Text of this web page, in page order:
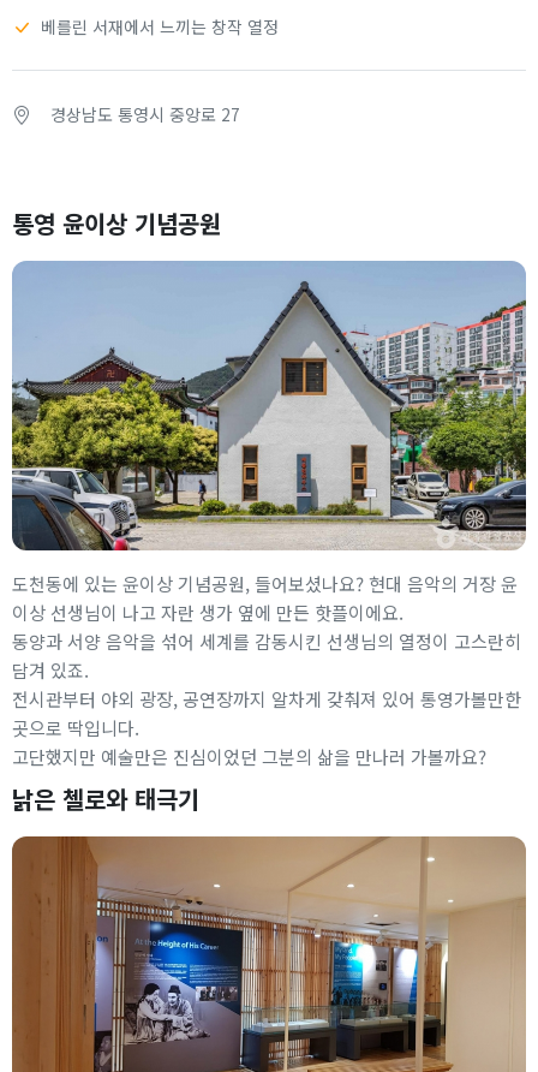
통영 윤이상 기념공원
도천동에 있는 윤이상 기념공원, 들어보셨나요? 현대 음악의 거장 윤
이상 선생님이 나고 자란 생가 옆에 만든 핫플이에요.
동양과 서양 음악을 섞어 세계를 감동시킨 선생님의 열정이 고스란히
담겨 있죠.
전시관부터 야외 광장, 공연장까지 알차게 갖춰져 있어 통영가볼만한
곳으로 딱입니다.
고단했지만 예술만은 진심이었던 그분의 삶을 만나러 가볼까요?
낡은 첼로와 태극기
베를린 서재에서 느끼는 창작 열정
경상남도 통영시 중앙로 27